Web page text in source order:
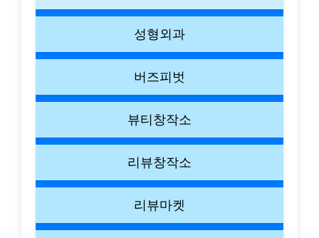
성형외과
버즈피벗
뷰티창작소
리뷰창작소
리뷰마켓